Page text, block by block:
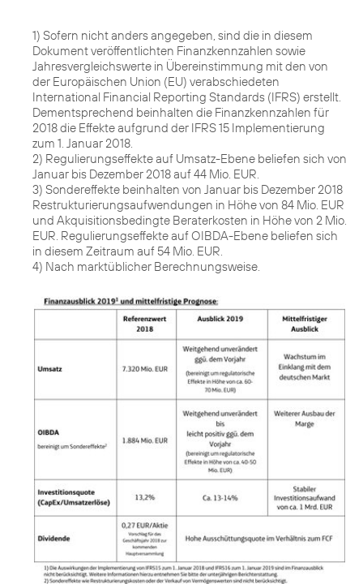
1) Sofern nicht anders angegeben, sind die in diesem
Dokument veröffentlichten Finanzkennzahlen sowie
Jahresvergleichswerte in Übereinstimmung mit den von
der Europäischen Union (EU) verabschiedeten
International Financial Reporting Standards (IFRS) erstellt.
Dementsprechend beinhalten die Finanzkennzahlen für
2018 die Effekte aufgrund der IFRS 15 Implementierung
zum 1. Januar 2018.
2) Regulierungseffekte auf Umsatz-Ebene beliefen sich von
Januar bis Dezember 2018 auf 44 Mio. EUR.
3) Sondereffekte beinhalten von Januar bis Dezember 2018
Restrukturierungsaufwendungen in Höhe von 84 Mio. EUR
und Akquisitionsbedingte Beraterkosten in Höhe von 2 Mio.
EUR. Regulierungseffekte auf OIBDA-Ebene beliefen sich
in diesem Zeitraum auf 54 Mio. EUR.
4) Nach marktüblicher Berechnungsweise.